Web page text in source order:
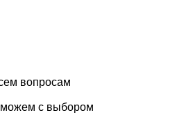
вопросам
с выбором